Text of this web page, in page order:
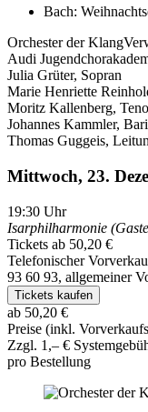
Bach:
Orchester der
Audi
Julia Grüter, Sopran
Marie Henriette
Moritz Kallenberg,
Johannes Kammler,
Thomas Guggeis,
Mittwoch, 23.
19:30 Uhr
Isarphilharmonie
Tickets ab 50,20 €
Telefonischer
93 60 93, allgemeiner
Tickets kaufen
ab 50,20 €
Preise (inkl.
Zzgl. 1,– €
pro Bestellung